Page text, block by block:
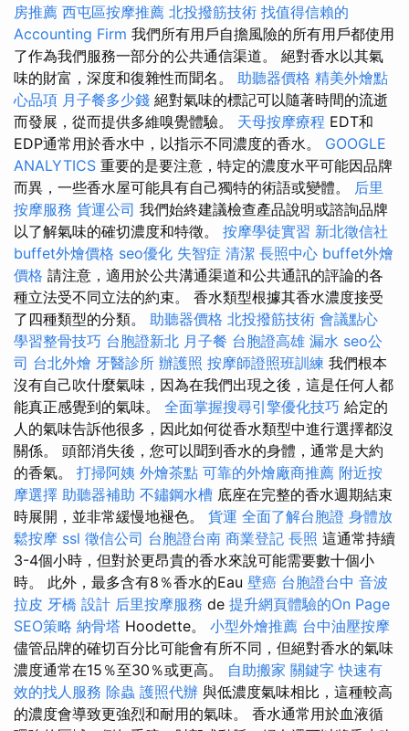
房推薦 西屯區按摩推薦 北投撥筋技術 找值得信賴的
Accounting Firm 我們所有用戶自擔風險的所有用戶都使用
了作為我們服務一部分的公共通信渠道。 絕對香水以其氣
味的財富，深度和復雜性而聞名。 助聽器價格 精美外燴點
心品項 月子餐多少錢 絕對氣味的標記可以隨著時間的流逝
而發展，從而提供多維嗅覺體驗。 天母按摩療程 EDT和
EDP通常用於香水中，以指示不同濃度的香水。 GOOGLE
ANALYTICS 重要的是要注意，特定的濃度水平可能因品牌
而異，一些香水屋可能具有自己獨特的術語或變體。 后里
按摩服務 貨運公司 我們始終建議檢查產品說明或諮詢品牌
以了解氣味的確切濃度和特徵。 按摩學徒實習 新北徵信社
buffet外燴價格 seo優化 失智症 清潔 長照中心 buffet外燴
價格 請注意，適用於公共溝通渠道和公共通訊的評論的各
種立法受不同立法的約束。 香水類型根據其香水濃度接受
了四種類型的分類。 助聽器價格 北投撥筋技術 會議點心
學習整骨技巧 台胞證新北 月子餐 台胞證高雄 漏水 seo公
司 台北外燴 牙醫診所 辦護照 按摩師證照班訓練 我們根本
沒有自己吹什麼氣味，因為在我們出現之後，這是任何人都
能真正感覺到的氣味。 全面掌握搜尋引擎優化技巧 給定的
人的氣味告訴他很多，因此如何從香水類型中進行選擇都沒
關係。 頭部消失後，您可以聞到香水的身體，通常是大約
的香氣。 打掃阿姨 外燴茶點 可靠的外燴廠商推薦 附近按
摩選擇 助聽器補助 不鏽鋼水槽 底座在完整的香水週期結束
時展開，並非常緩慢地褪色。 貨運 全面了解台胞證 身體放
鬆按摩 ssl 徵信公司 台胞證台南 商業登記 長照 這通常持續
3-4個小時，但對於更昂貴的香水來說可能需要數十個小
時。 此外，最多含有8％香水的Eau 壁癌 台胞證台中 音波
拉皮 牙橋 設計 后里按摩服務 de 提升網頁體驗的On Page
SEO策略 納骨塔 Hoodette。 小型外燴推薦 台中油壓按摩
儘管品牌的確切百分比可能會有所不同，但絕對香水的氣味
濃度通常在15％至30％或更高。 自助搬家 關鍵字 快速有
效的找人服務 除蟲 護照代辦 與低濃度氣味相比，這種較高
的濃度會導致更強烈和耐用的氣味。 香水通常用於血液循